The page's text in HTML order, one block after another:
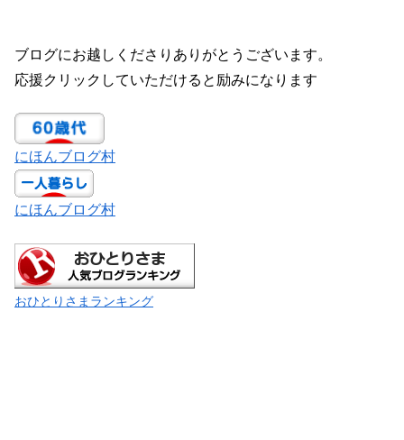
ブログにお越しくださりありがとうございます。
応援クリックしていただけると励みになります
にほんブログ村
にほんブログ村
おひとりさまランキング